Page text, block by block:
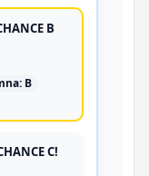
B
B
C!